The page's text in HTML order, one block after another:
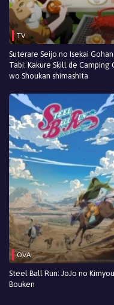
TV
Suterare Seijo no Isekai Gohan
Tabi: Kakure Skill de Camping
wo Shoukan shimashita
OVA
Steel Ball Run: JoJo no
Bouken